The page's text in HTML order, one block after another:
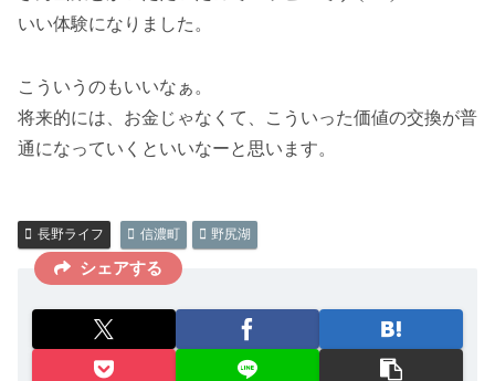
いい体験になりました。
こういうのもいいなぁ。
将来的には、お金じゃなくて、こういった価値の交換が普
通になっていくといいなーと思います。
長野ライフ 信濃町 野尻湖
シェアする